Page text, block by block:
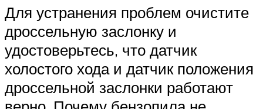
Для устранения проблем очистите
дроссельную заслонку и
удостоверьтесь, что датчик
холостого хода и датчик положения
дроссельной заслонки работают